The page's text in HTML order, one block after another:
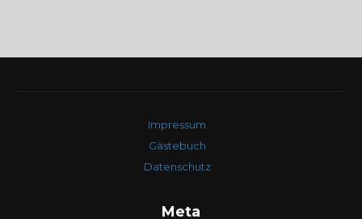
Impressum
Gästebuch
Datenschutz
Meta